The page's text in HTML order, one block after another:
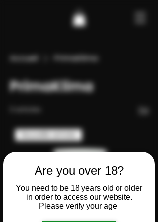
Are you over 18?
You need to be 18 years old or older
in order to access our website.
Please verify your age.
Accueil PrimaKlima
PrimaKlima
Tri
Nouvelle arrivée